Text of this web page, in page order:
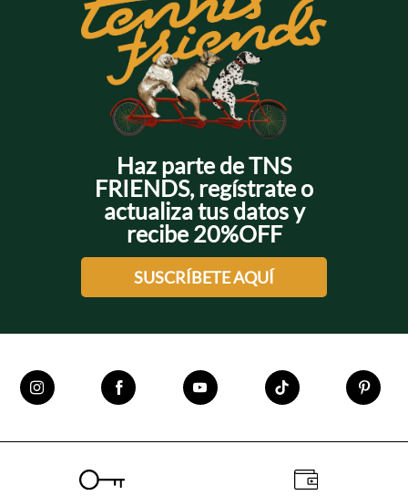
+
+
Haz parte de TNS
FRIENDS, regístrate o
actualiza tus datos y
recibe 20%OFF
SUSCRÍBETE AQUÍ